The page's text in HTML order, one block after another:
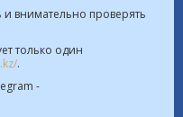
|  $ 469.85 KZT
безопасности
на рынке
внимательно проверять
только один
.
-